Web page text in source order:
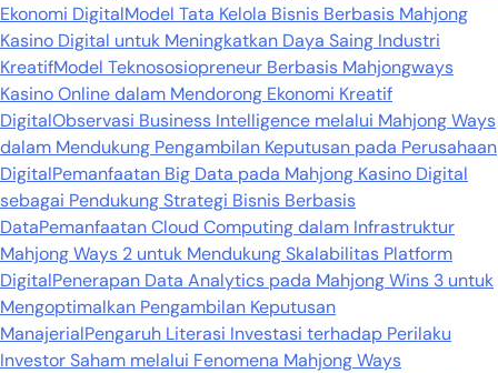
Ekonomi DigitalModel Tata Kelola Bisnis Berbasis Mahjong
Kasino Digital untuk Meningkatkan Daya Saing Industri
KreatifModel Teknososiopreneur Berbasis Mahjongways
Kasino Online dalam Mendorong Ekonomi Kreatif
DigitalObservasi Business Intelligence melalui Mahjong Ways
dalam Mendukung Pengambilan Keputusan pada Perusahaan
DigitalPemanfaatan Big Data pada Mahjong Kasino Digital
sebagai Pendukung Strategi Bisnis Berbasis
DataPemanfaatan Cloud Computing dalam Infrastruktur
Mahjong Ways 2 untuk Mendukung Skalabilitas Platform
DigitalPenerapan Data Analytics pada Mahjong Wins 3 untuk
Mengoptimalkan Pengambilan Keputusan
ManajerialPengaruh Literasi Investasi terhadap Perilaku
Investor Saham melalui Fenomena Mahjong Ways